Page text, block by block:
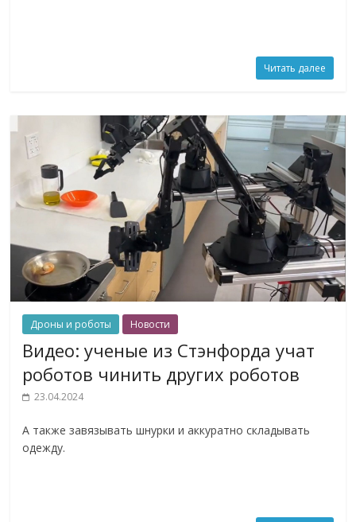
Читать далее
Дроны и роботы Новости
Видео: ученые из Стэнфорда учат
роботов чинить других роботов
23.04.2024
А также завязывать шнурки и аккуратно складывать
одежду.